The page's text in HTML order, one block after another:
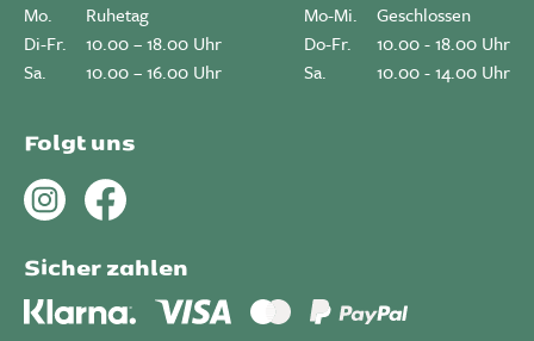
Mo.
Di-Fr.
Sa.
Ruhetag
10.00 – 18.00 Uhr
10.00 – 16.00 Uhr
Mo-Mi.
Do-Fr.
Sa.
Geschlossen
10.00 - 18.00 Uhr
10.00 - 14.00 Uhr
Folgt uns
Sicher zahlen